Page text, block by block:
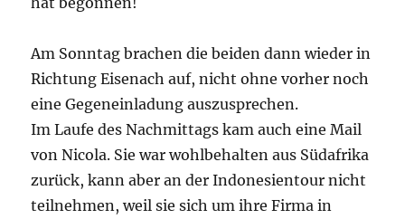
Am Sonntag brachen die beiden dann wieder in
Richtung Eisenach auf, nicht ohne vorher noch
eine Gegeneinladung auszusprechen.
Im Laufe des Nachmittags kam auch eine Mail
von Nicola. Sie war wohlbehalten aus Südafrika
zurück, kann aber an der Indonesientour nicht
teilnehmen, weil sie sich um ihre Firma in